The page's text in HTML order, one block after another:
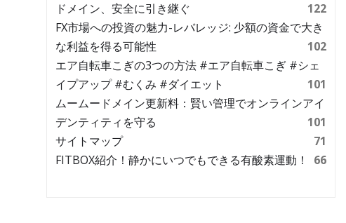
ドメイン、安全に引き継ぐ
122
FX市場への投資の魅力-レバレッジ: 少額の資金で大き
な利益を得る可能性
102
エア自転車こぎの3つの方法 #エア自転車こぎ #シェ
イプアップ #むくみ #ダイエット
101
ムームードメイン更新料：賢い管理でオンラインアイ
デンティティを守る
101
サイトマップ
71
FITBOX紹介！静かにいつでもできる有酸素運動！
66